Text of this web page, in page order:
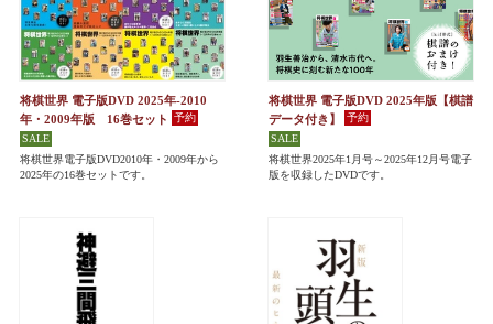
将棋世界 電子版DVD 2025年-2010
年・2009年版 16巻セット
将棋世界電子版DVD2010年・2009年から
2025年の16巻セットです。
将棋世界 電子版DVD 2025年版【棋譜
データ付き】
将棋世界2025年1月号～2025年12月号電子
版を収録したDVDです。